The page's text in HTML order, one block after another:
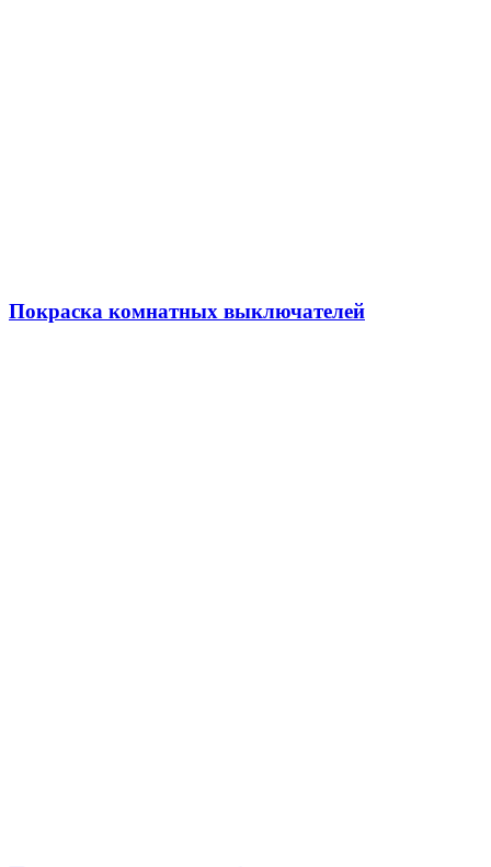
Покраска комнатных выключателей